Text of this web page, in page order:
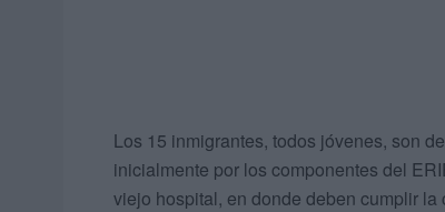
Los 15 inmigrantes, todos jóvenes, son
inicialmente por los componentes del
viejo hospital, en donde deben cumplir